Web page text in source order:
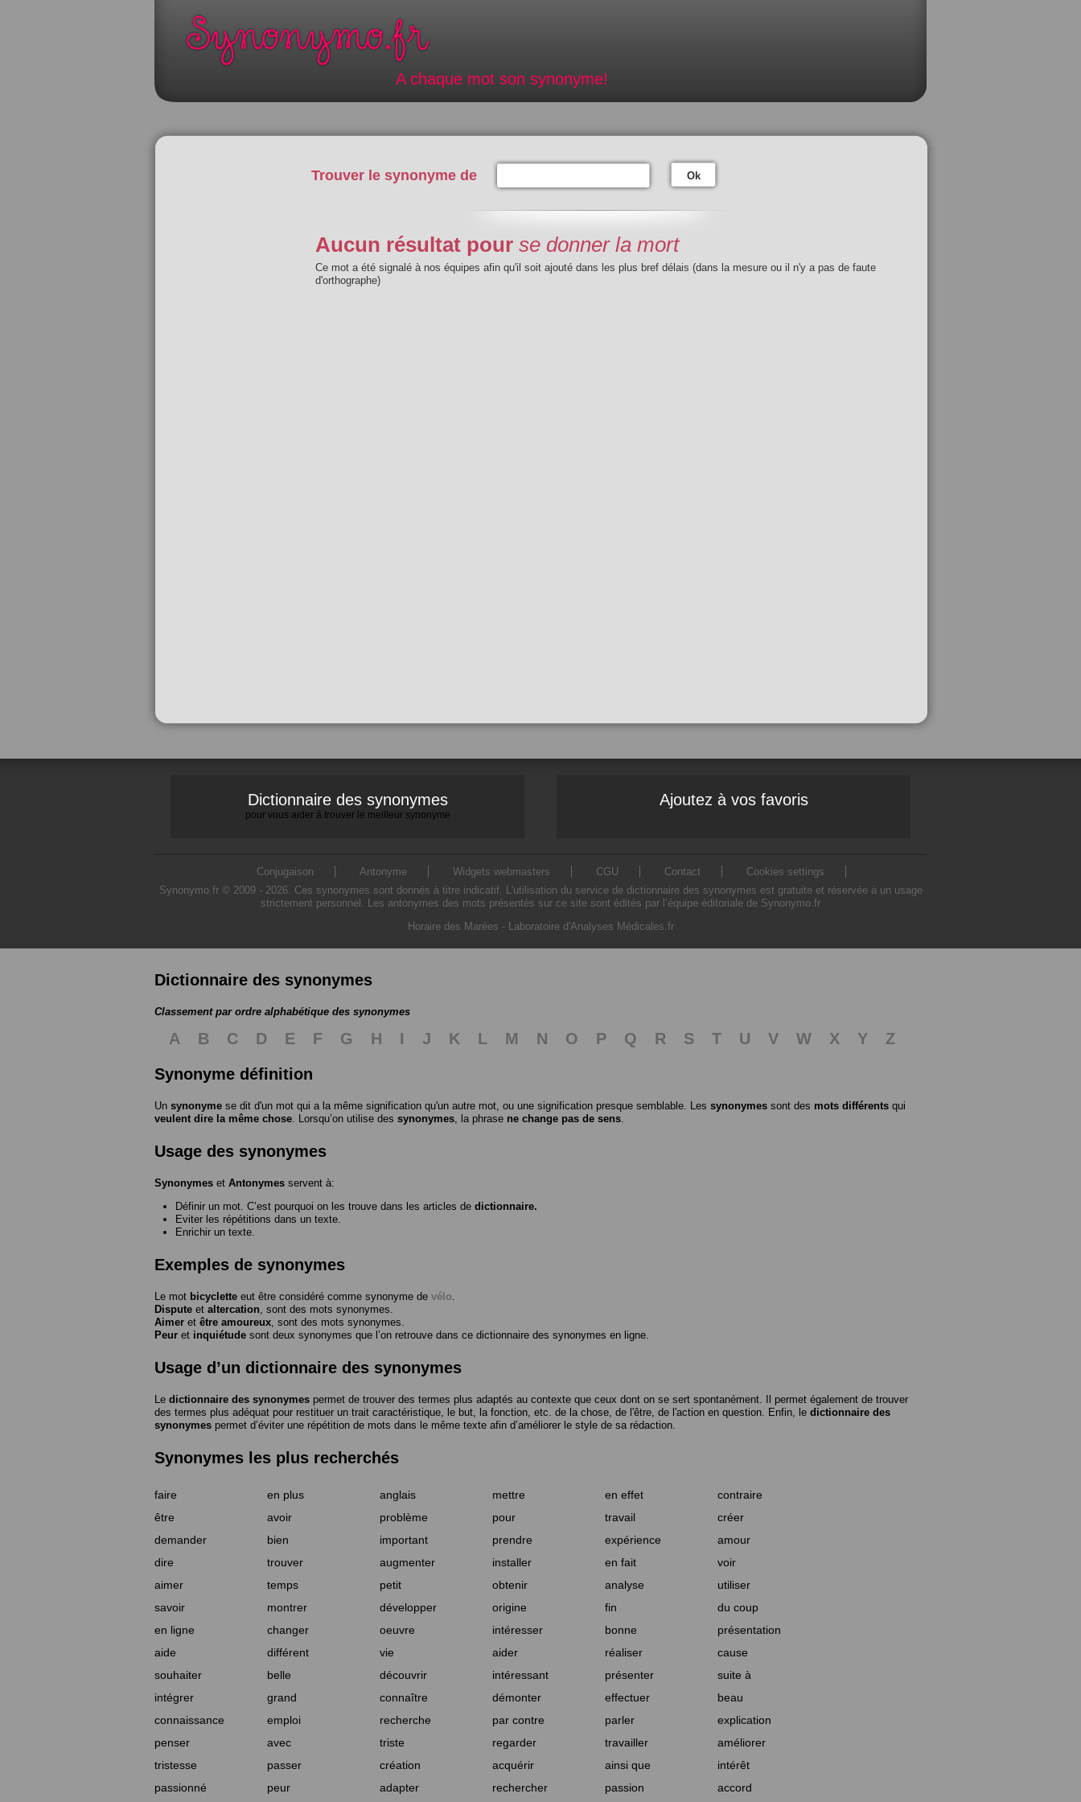
A chaque mot son synonyme!
Trouver le synonyme de Ok
Aucun résultat pour se donner la mort
Ce mot a été signalé à nos équipes afin qu'il soit ajouté dans les plus bref délais (dans la mesure ou il n'y a pas de faute
d'orthographe)
Dictionnaire des synonymes
pour vous aider à trouver le meilleur synonyme
Ajoutez à vos favoris
Conjugaison Antonyme Widgets webmasters CGU Contact
Cookies settings
Synonymo.fr © 2009 - 2026. Ces synonymes sont donnés à titre indicatif. L'utilisation du service de dictionnaire des synonymes est gratuite et réservée à un usage
strictement personnel. Les antonymes des mots présentés sur ce site sont édités par l’équipe éditoriale de Synonymo.fr
Horaire des Marées - Laboratoire d'Analyses Médicales.fr
Dictionnaire des synonymes
Classement par ordre alphabétique des synonymes
A B C D E F G H I J K L M N O P Q R S T U V W X Y
Z
Synonyme définition
Un synonyme se dit d'un mot qui a la même signification qu'un autre mot, ou une signification presque semblable. Les synonymes sont des mots différents qui
veulent dire la même chose . Lorsqu’on utilise des synonymes , la phrase ne change pas de sens
Usage des synonymes
Synonymes et Antonymes servent à:
Définir un mot. C’est pourquoi on les trouve dans les articles de dictionnaire.
Eviter les répétitions dans un texte.
Enrichir un texte.
Exemples de synonymes
Le mot bicyclette eut être considéré comme synonyme de vélo
Dispute et altercation , sont des mots synonymes.
Aimer et être amoureux , sont des mots synonymes.
Peur et inquiétude sont deux synonymes que l’on retrouve dans ce dictionnaire des synonymes en ligne.
Usage d’un dictionnaire des synonymes
Le dictionnaire des synonymes permet de trouver des termes plus adaptés au contexte que ceux dont on se sert spontanément. Il permet également de trouver
des termes plus adéquat pour restituer un trait caractéristique, le but, la fonction, etc. de la chose, de l'être, de l'action en question. Enfin, le dictionnaire des
synonymes permet d’éviter une répétition de mots dans le même texte afin d’améliorer le style de sa rédaction.
Synonymes les plus recherchés
faire en plus anglais mettre en effet
contraire
être
avoir problème pour travail
créer
demander
bien important prendre expérience
amour
dire
trouver augmenter installer en fait
voir
aimer
temps petit obtenir analyse
utiliser
savoir
montrer développer origine fin
du coup
en ligne
changer oeuvre intéresser bonne
présentation
aide
différent vie aider réaliser
cause
souhaiter
belle découvrir intéressant présenter
suite à
intégrer
grand connaître démonter effectuer
beau
connaissance
emploi recherche par contre parler
explication
penser
avec triste regarder travailler
améliorer
tristesse
passer création acquérir ainsi que
intérêt
passionné
peur adapter rechercher passion accord